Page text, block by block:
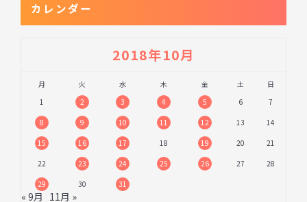
カレンダー
2018年10月
月 火 水 木 金 土
日
1
2 3 4 5 6
7
8
9 10 11 12 13
14
15
16 17 18 19 20
21
22
23 24 25 26 27
28
29
30 31
« 9月 11月 »